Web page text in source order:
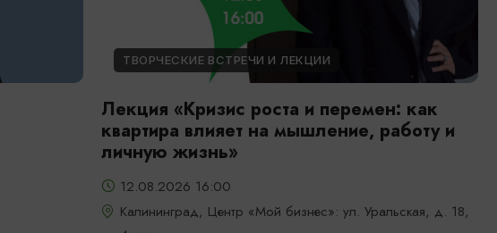
ТВОРЧЕСКИЕ ВСТРЕЧИ И ЛЕКЦИИ
Лекция «Кризис роста и перемен: как
квартира влияет на мышление, работу и
личную жизнь»
12.08.2026 16:00
Калининград, Центр «Мой бизнес»: ул. Уральская, д. 18,